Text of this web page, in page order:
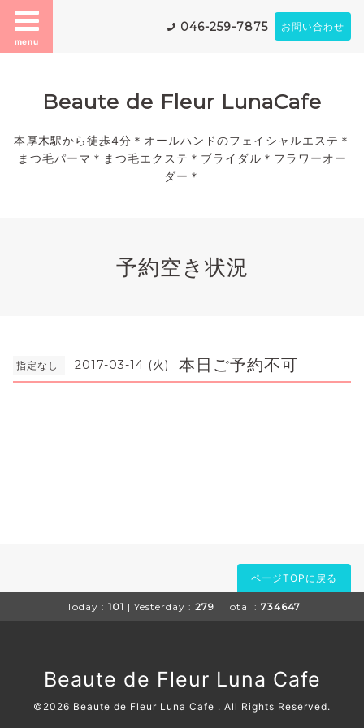
menu
046-259-7875 お問い合わせ
Beaute de Fleur LunaCafe
本厚木駅から徒歩4分＊オールハンドのフェイシャルエステ＊
まつ毛パーマ＊まつ毛エクステ＊ブライダル＊フラワーオー
ダー＊
予約空き状況
指定なし 2017-03-14 (火) 本日ご予約不可
ページTOPに戻る
Today : 101 | Yesterday : 279 | Total : 734647
Beaute de Fleur Luna Cafe
©2026 Beaute de Fleur Luna Cafe . All Rights Reserved.